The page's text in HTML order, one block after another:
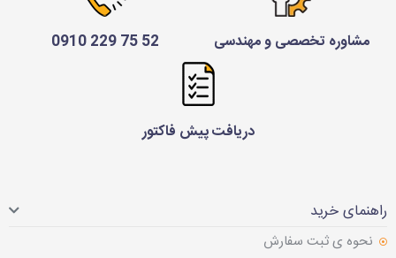
مشاوره تخصصی و مهندسی 52 75 229 0910
دریافت پیش فاکتور
راهنمای خرید
نحوه ی ثبت سفارش